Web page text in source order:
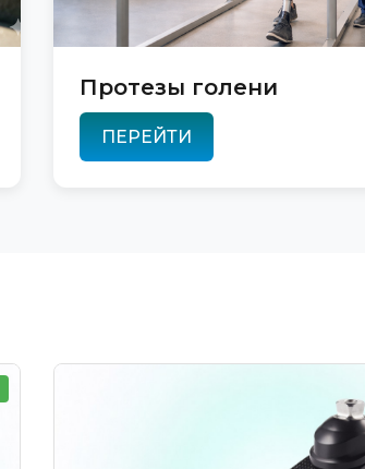
Протезы голени
ПЕРЕЙТИ